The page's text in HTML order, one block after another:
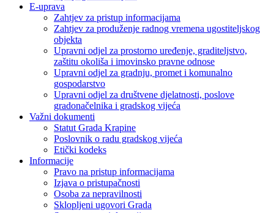
E-uprava
Zahtjev za pristup informacijama
Zahtjev za produženje radnog vremena ugostiteljskog
objekta
Upravni odjel za prostorno uređenje, graditeljstvo,
zaštitu okoliša i imovinsko pravne odnose
Upravni odjel za gradnju, promet i komunalno
gospodarstvo
Upravni odjel za društvene djelatnosti, poslove
gradonačelnika i gradskog vijeća
Važni dokumenti
Statut Grada Krapine
Poslovnik o radu gradskog vijeća
Etički kodeks
Informacije
Pravo na pristup informacijama
Izjava o pristupačnosti
Osoba za nepravilnosti
Sklopljeni ugovori Grada